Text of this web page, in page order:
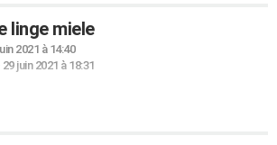
linge miele
2021 à 14:40
29 juin 2021 à 18:31